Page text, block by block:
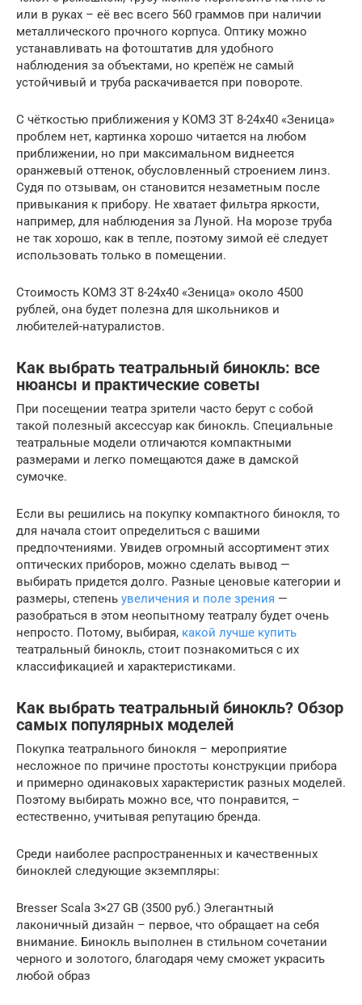
или в руках – её вес всего 560 граммов при наличии
металлического прочного корпуса. Оптику можно
устанавливать на фотоштатив для удобного
наблюдения за объектами, но крепёж не самый
устойчивый и труба раскачивается при повороте.
С чёткостью приближения у КОМЗ ЗТ 8-24х40 «Зеница»
проблем нет, картинка хорошо читается на любом
приближении, но при максимальном виднеется
оранжевый оттенок, обусловленный строением линз.
Судя по отзывам, он становится незаметным после
привыкания к прибору. Не хватает фильтра яркости,
например, для наблюдения за Луной. На морозе труба
не так хорошо, как в тепле, поэтому зимой её следует
использовать только в помещении.
Стоимость КОМЗ ЗТ 8-24х40 «Зеница» около 4500
рублей, она будет полезна для школьников и
любителей-натуралистов.
Как выбрать театральный бинокль: все
нюансы и практические советы
При посещении театра зрители часто берут с собой
такой полезный аксессуар как бинокль. Специальные
театральные модели отличаются компактными
размерами и легко помещаются даже в дамской
сумочке.
Если вы решились на покупку компактного бинокля, то
для начала стоит определиться с вашими
предпочтениями. Увидев огромный ассортимент этих
оптических приборов, можно сделать вывод —
выбирать придется долго. Разные ценовые категории и
размеры, степень увеличения и поле зрения —
разобраться в этом неопытному театралу будет очень
непросто. Потому, выбирая, какой лучше купить
театральный бинокль, стоит познакомиться с их
классификацией и характеристиками.
Как выбрать театральный бинокль? Обзор
самых популярных моделей
Покупка театрального бинокля – мероприятие
несложное по причине простоты конструкции прибора
и примерно одинаковых характеристик разных моделей.
Поэтому выбирать можно все, что понравится, –
естественно, учитывая репутацию бренда.
Среди наиболее распространенных и качественных
биноклей следующие экземпляры:
Bresser Scala 3×27 GB (3500 руб.) Элегантный
лаконичный дизайн – первое, что обращает на себя
внимание. Бинокль выполнен в стильном сочетании
черного и золотого, благодаря чему сможет украсить
любой образ